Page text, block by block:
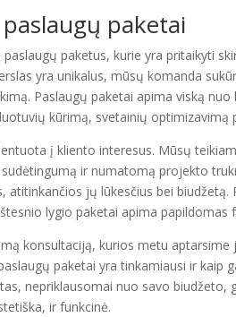
paketai
paketus, kurie yra pritaikyti
yra unikalus, mūsų komanda
Paslaugų paketai apima viską
kūrimą, svetainių optimizavimą
į kliento interesus. Mūsų
ir numatomą projekto
atitinkančios jų lūkesčius bei
lygio paketai apima papildomas
konsultaciją, kurios metu
paketai yra tinkamiausi ir kaip
nepriklausomai nuo savo
ir funkcinė.